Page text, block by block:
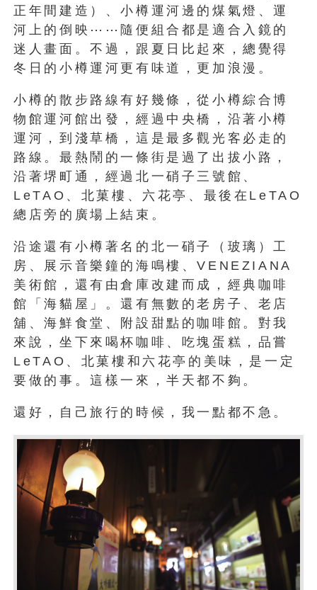
正年間建造）、小樽運河邊的煤氣燈、運
河上的倒映⋯⋯隨便組合都是適合入鏡的
迷人畫面。不過，跟夏日比起來，總覺得
冬日的小樽運河更有味道，更加浪漫。
小樽的散步路線有好幾條，從小樽綜合博
物館運河館出發，經過中央橋，沿著小樽
運河，到淺草橋，這是最多觀光客必走的
路線。最熱鬧的一條街是過了出拔小路，
沿著堺町通，經過北一硝子三號館、
LeTAO、北菓樓、六花亭、最後在LeTAO
總店旁的廣場上結束。
沿途還有小樽著名的北一硝子（玻璃）工
房、展示音樂鐘的海鳴樓、VENEZIANA
美術館，還有由倉庫改建而成，經典咖啡
館「海貓屋」。還有無數的老房子、老店
舖、海鮮食堂、附設甜點的咖啡館。對我
來說，坐下來喝杯咖啡、吃塊蛋糕，品嘗
LeTAO、北菓樓和六花亭的美味，是一定
要做的事。這樣一來，半天都不夠。
還好，自己旅行的時候，我一點都不急。